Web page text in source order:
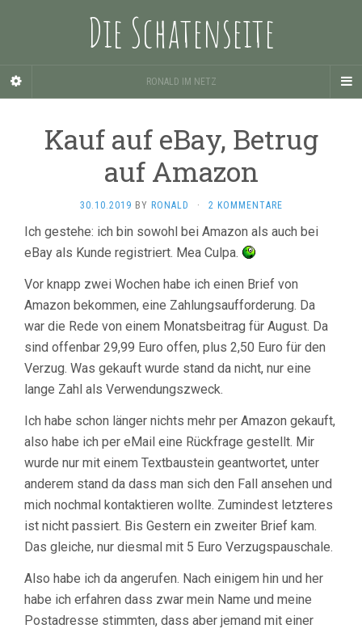
Die Schatenseite
RONALD IM NETZ
Kauf auf eBay, Betrug
auf Amazon
30.10.2019 BY RONALD · 2 KOMMENTARE
Ich gestehe: ich bin sowohl bei Amazon als auch bei
eBay als Kunde registriert. Mea Culpa.
Vor knapp zwei Wochen habe ich einen Brief von
Amazon bekommen, eine Zahlungsaufforderung. Da
war die Rede von einem Monatsbeitrag für August. Da
sind offenbar 29,99 Euro offen, plus 2,50 Euro für den
Verzug. Was gekauft wurde stand da nicht, nur eine
lange Zahl als Verwendungszweck.
Ich habe schon länger nichts mehr per Amazon gekauft,
also habe ich per eMail eine Rückfrage gestellt. Mir
wurde nur mit einem Textbaustein geantwortet, unter
anderem stand da dass man sich den Fall ansehen und
mich nochmal kontaktieren wollte. Zumindest letzteres
ist nicht passiert. Bis Gestern ein zweiter Brief kam.
Das gleiche, nur diesmal mit 5 Euro Verzugspauschale.
Also habe ich da angerufen. Nach einigem hin und her
habe ich erfahren dass zwar mein Name und meine
Postadresse stimmten, dass aber jemand mit einer